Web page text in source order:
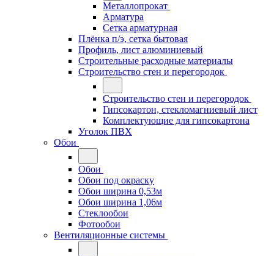
Металлопрокат
Арматура
Сетка арматурная
Плёнка п/э, сетка бытовая
Профиль, лист алюминиевый
Строительные расходные материалы
Строительство стен и перегородок
Строительство стен и перегородок
Гипсокартон, стекломагниевый лист
Комплектующие для гипсокартона
Уголок ПВХ
Обои
Обои
Обои под окраску
Обои ширина 0,53м
Обои ширина 1,06м
Стеклообои
Фотообои
Вентиляционные системы